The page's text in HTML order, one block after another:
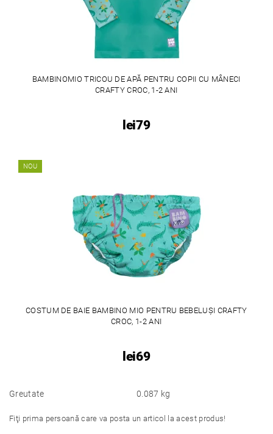
BAMBINOMIO TRICOU DE APĂ PENTRU COPII CU MÂNECI
CRAFTY CROC, 1-2 ANI
lei79
NOU
COSTUM DE BAIE BAMBINO MIO PENTRU BEBELUȘI CRAFTY
CROC, 1-2 ANI
lei69
Greutate 0.087 kg
Fiţi prima persoană care va posta un articol la acest produs!